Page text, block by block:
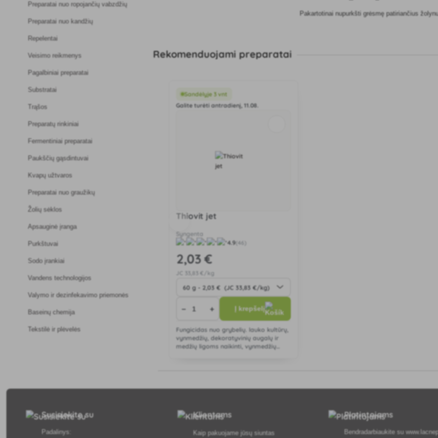
Preparatai nuo ropojančių vabzdžių
Preparatai nuo kandžių
Repelentai
Veisimo reikmenys
Pagalbiniai preparatai
Substratai
Trąšos
Preparatų rinkiniai
Fermentiniai preparatai
Paukščių gąsdintuvai
Kvapų užtvaros
Preparatai nuo graužikų
Žolių sėklos
Apsauginė įranga
Purkštuvai
Sodo įrankiai
Vandens technologijos
Valymo ir dezinfekavimo priemonės
Baseinų chemija
Tekstilė ir plėvelės
Pakartotinai nupurkšti grėsmę patiriančius
Rekomenduojami preparatai
Sandėlyje 3 vnt
Galite turėti antradienį, 11.08.
Thiovit jet
Syngenta
4.9(46)
2,03 €
33 ,83 €/kg
− + Į krepšelį
Fungicidas nuo grybelių. lauko kultūrų,
vynmedžių, dekoratyvinių augalų ir
medžių ligoms naikinti, vynmedžių
Susisiekite su
Padalinys:
Klientams
Kaip pakuojame jūsų siuntas
Platintojams
Bendradarbiaukite su